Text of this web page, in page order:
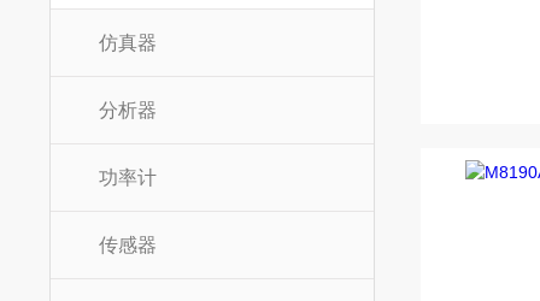
仿真器
分析器
功率计
传感器